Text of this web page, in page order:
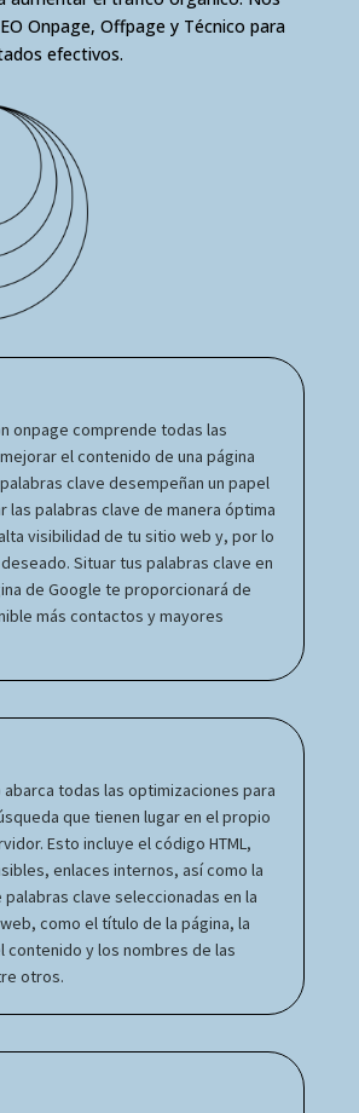
Onpage, Offpage y Técnico para
efectivos.
onpage comprende todas las
el contenido de una página
clave desempeñan un papel
las palabras clave de manera óptima
visibilidad de tu sitio web y, por lo
Situar tus palabras clave en
de Google te proporcionará de
más contactos y mayores
abarca todas las optimizaciones para
que tienen lugar en el propio
Esto incluye el código HTML,
enlaces internos, así como la
clave seleccionadas en la
como el título de la página, la
contenido y los nombres de las
otros.